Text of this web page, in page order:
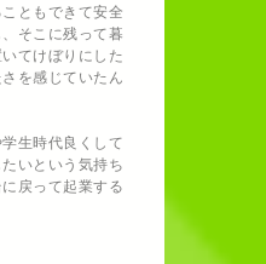
ともできて安全
そこに残って暮
てけぼりにした
を感じていたん
生時代良くして
いという気持ち
戻って起業する